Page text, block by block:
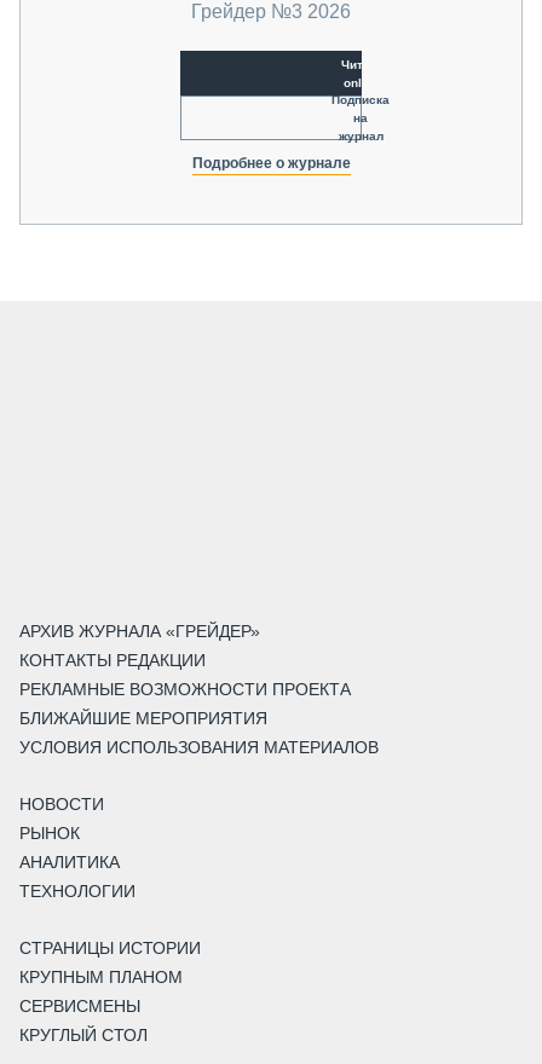
Грейдер №3 2026
Читать
online
Подписка
на
журнал
Подробнее о журнале
АРХИВ ЖУРНАЛА «ГРЕЙДЕР»
КОНТАКТЫ РЕДАКЦИИ
РЕКЛАМНЫЕ ВОЗМОЖНОСТИ ПРОЕКТА
БЛИЖАЙШИЕ МЕРОПРИЯТИЯ
УСЛОВИЯ ИСПОЛЬЗОВАНИЯ МАТЕРИАЛОВ
НОВОСТИ
РЫНОК
АНАЛИТИКА
ТЕХНОЛОГИИ
СТРАНИЦЫ ИСТОРИИ
КРУПНЫМ ПЛАНОМ
СЕРВИСМЕНЫ
КРУГЛЫЙ СТОЛ